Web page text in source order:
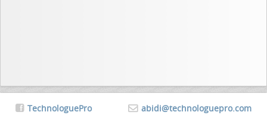
abidi@technologuepro.com
TechnologuePro